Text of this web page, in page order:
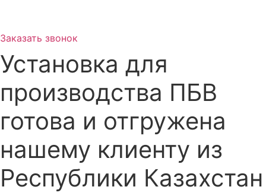
Заказать звонок
Установка для
производства ПБВ
готова и отгружена
нашему клиенту из
Республики Казахстан